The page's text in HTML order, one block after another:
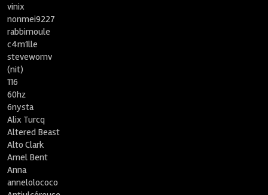
vinix
nonmei9227
rabbimoule
c4m1lle
stevewornv
(nit)
116
60hz
6nysta
Alix Turcq
Altered Beast
Alto Clark
Amel Bent
Anna
annelolococo